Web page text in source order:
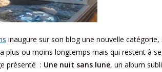
inaugure sur son blog une nouvelle catégorie,
plus ou moins longtemps mais qui restent à
présenté : Une nuit sans lune, un album